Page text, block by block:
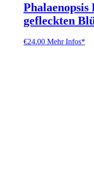
gefleckten
€24.00 Mehr Infos*